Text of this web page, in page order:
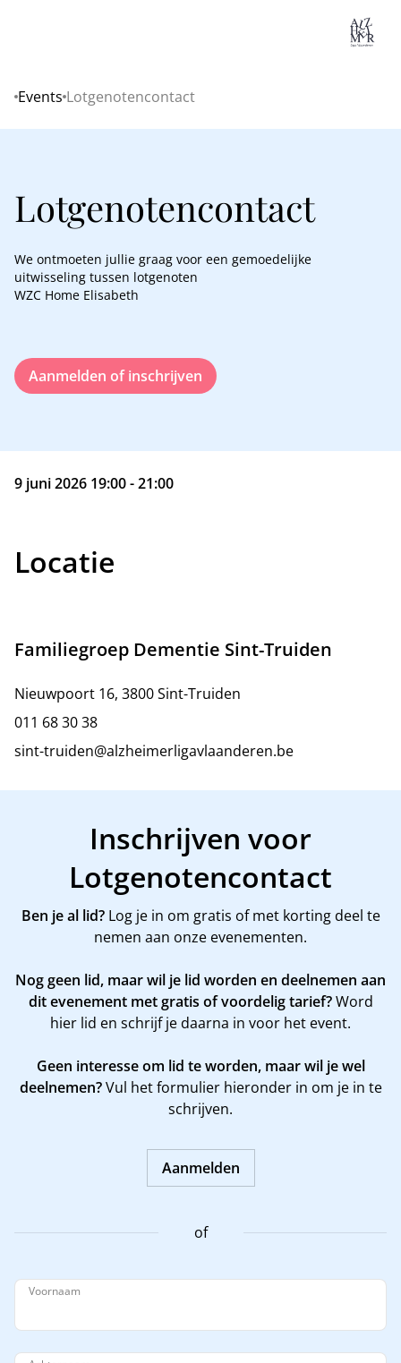
Home
Events Lotgenotencontact
Lotgenotencontact
We ontmoeten jullie graag voor een gemoedelijke
uitwisseling tussen lotgenoten
WZC Home Elisabeth
Aanmelden of inschrijven
9 juni 2026 19:00 - 21:00
Locatie
Familiegroep Dementie Sint-Truiden
Nieuwpoort 16, 3800 Sint-Truiden
011 68 30 38
sint-truiden@alzheimerligavlaanderen.be
Inschrijven voor
Lotgenotencontact
Ben je al lid?Log je in om gratis of met korting deel te
nemen aan onze evenementen.
Nog geen lid, maar wil je lid worden en deelnemen aan
dit evenement met gratis of voordelig tarief?Word
hier lid en schrijf je daarna in voor het event.
Geen interesse om lid te worden, maar wil je wel
deelnemen?Vul het formulier hieronder in om je in te
schrijven.
Aanmelden
of
Voornaam